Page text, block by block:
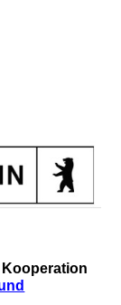
Kooperation